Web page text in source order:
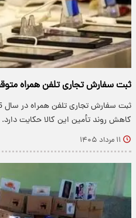
ثبت سفارش تجاری تلفن همراه
کاهش روند تأمین این کالا حکایت دارد.
۱۱ مرداد ۱۴۰۵